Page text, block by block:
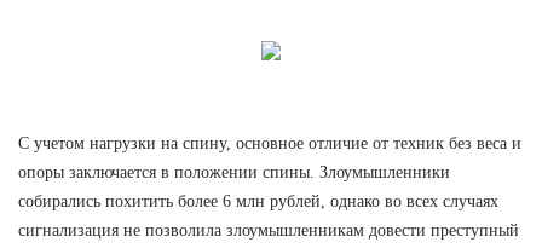
С учетом нагрузки на спину, основное отличие от техник без веса и
опоры заключается в положении спины. Злоумышленники
собирались похитить более 6 млн рублей, однако во всех случаях
сигнализация не позволила злоумышленникам довести преступный